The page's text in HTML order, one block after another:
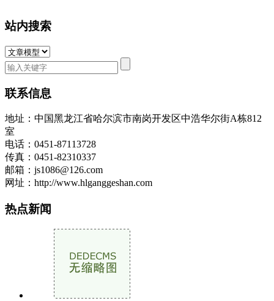
站内搜索
联系信息
地址：中国黑龙江省哈尔滨市南岗开发区中浩华尔街A栋812
室
电话：0451-87113728
传真：0451-82310337
邮箱：js1086@126.com
网址：http://www.hlganggeshan.com
热点新闻